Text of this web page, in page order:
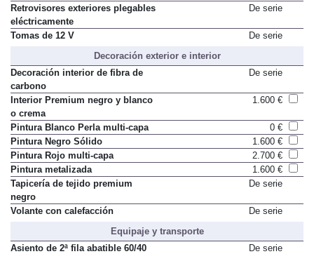
Retrovisores exteriores plegables
eléctricamente
De serie
Tomas de 12 V
De serie
Decoración exterior e interior
Decoración interior de fibra de
carbono
De serie
Interior Premium negro y blanco
o crema
1.600 €
Pintura Blanco Perla multi-capa
0 €
Pintura Negro Sólido
1.600 €
Pintura Rojo multi-capa
2.700 €
Pintura metalizada
1.600 €
Tapicería de tejido premium
negro
De serie
Volante con calefacción
De serie
Equipaje y transporte
Asiento de 2ª fila abatible 60/40
De serie